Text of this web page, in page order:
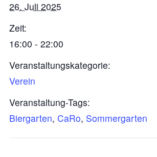
26. Juli 2025
Zeit:
16:00 - 22:00
Veranstaltungskategorie:
Verein
Veranstaltung-Tags:
Biergarten, CaRo, Sommergarten